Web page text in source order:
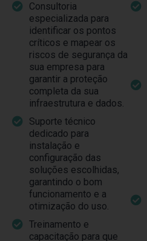
Consultoria
especializada para
identificar os pontos
críticos e mapear os
riscos de segurança da
sua empresa para
garantir a proteção
completa da sua
infraestrutura e dados.
Suporte técnico
dedicado para
instalação e
configuração das
soluções escolhidas,
garantindo o bom
funcionamento e a
otimização do uso.
Treinamento e
capacitação para que